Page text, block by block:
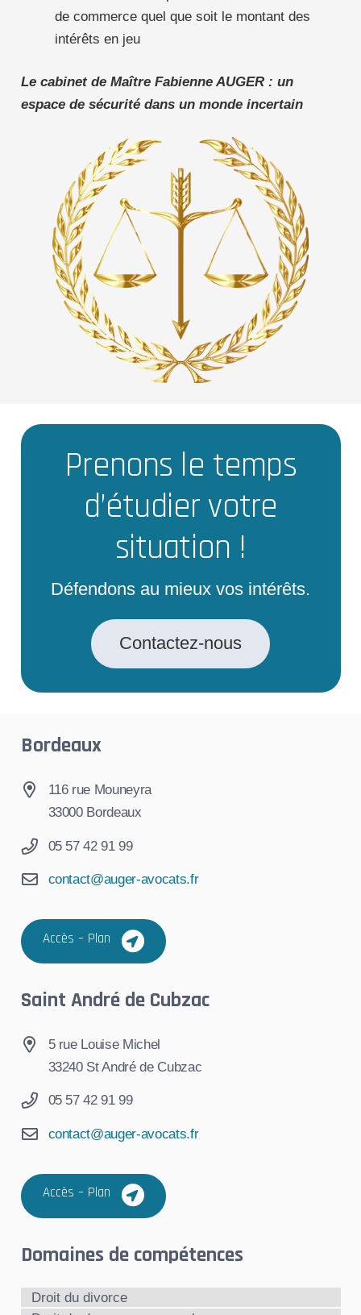
de commerce quel que soit le montant des
intérêts en jeu
Le cabinet de Maître Fabienne AUGER : un
espace de sécurité dans un monde incertain
Prenons le temps
d’étudier votre
situation !
Défendons au mieux vos intérêts.
Contactez-nous
Bordeaux
116 rue Mouneyra
33000 Bordeaux
05 57 42 91 99
contact@auger-avocats.fr
Accès – Plan
Saint André de Cubzac
5 rue Louise Michel
33240 St André de Cubzac
05 57 42 91 99
contact@auger-avocats.fr
Accès – Plan
Domaines de compétences
Droit du divorce